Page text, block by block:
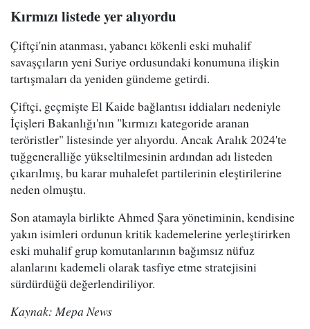
Kırmızı listede yer alıyordu
Çiftçi'nin atanması, yabancı kökenli eski muhalif
savaşçıların yeni Suriye ordusundaki konumuna ilişkin
tartışmaları da yeniden gündeme getirdi.
Çiftçi, geçmişte El Kaide bağlantısı iddiaları nedeniyle
İçişleri Bakanlığı'nın "kırmızı kategoride aranan
teröristler" listesinde yer alıyordu. Ancak Aralık 2024'te
tuğgeneralliğe yükseltilmesinin ardından adı listeden
çıkarılmış, bu karar muhalefet partilerinin eleştirilerine
neden olmuştu.
Son atamayla birlikte Ahmed Şara yönetiminin, kendisine
yakın isimleri ordunun kritik kademelerine yerleştirirken
eski muhalif grup komutanlarının bağımsız nüfuz
alanlarını kademeli olarak tasfiye etme stratejisini
sürdürdüğü değerlendiriliyor.
Kaynak: Mepa News